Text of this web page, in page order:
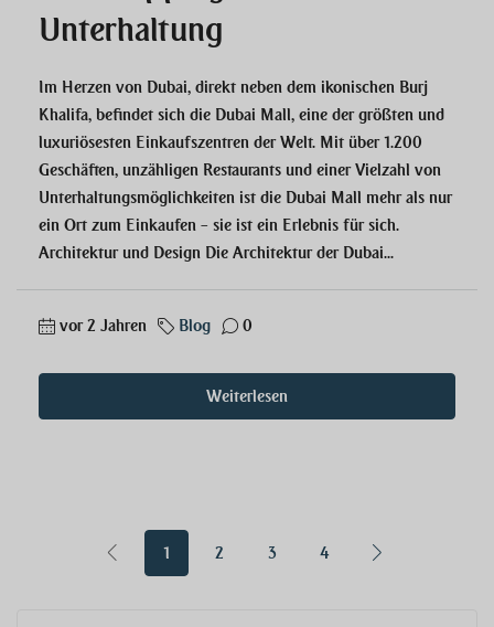
Unterhaltung
Im Herzen von Dubai, direkt neben dem ikonischen Burj
Khalifa, befindet sich die Dubai Mall, eine der größten und
luxuriösesten Einkaufszentren der Welt. Mit über 1.200
Geschäften, unzähligen Restaurants und einer Vielzahl von
Unterhaltungsmöglichkeiten ist die Dubai Mall mehr als nur
ein Ort zum Einkaufen – sie ist ein Erlebnis für sich.
Architektur und Design Die Architektur der Dubai...
vor 2 Jahren Blog 0
Weiterlesen
1 2 3 4